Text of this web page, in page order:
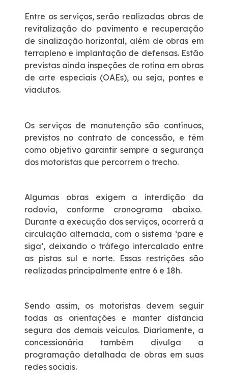
WhatsApp
Entre os serviços, serão realizadas obras de
revitalização do pavimento e recuperação
de sinalização horizontal, além de obras em
terrapleno e implantação de defensas. Estão
previstas ainda inspeções de rotina em obras
de arte especiais (OAEs), ou seja, pontes e
viadutos.
Os serviços de manutenção são contínuos,
previstos no contrato de concessão, e têm
como objetivo garantir sempre a segurança
dos motoristas que percorrem o trecho.
Algumas obras exigem a interdição da
rodovia, conforme cronograma abaixo.
Durante a execução dos serviços, ocorrerá a
circulação alternada, com o sistema ‘pare e
siga’, deixando o tráfego intercalado entre
as pistas sul e norte. Essas restrições são
realizadas principalmente entre 6 e 18h.
Sendo assim, os motoristas devem seguir
todas as orientações e manter distância
segura dos demais veículos. Diariamente, a
concessionária também divulga a
programação detalhada de obras em suas
redes sociais.